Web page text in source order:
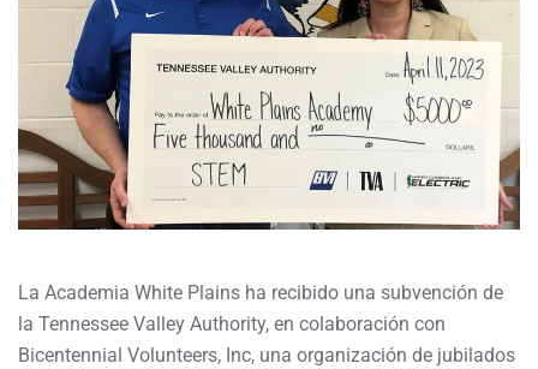
La Academia White Plains ha recibido una subvención de
la Tennessee Valley Authority, en colaboración con
Bicentennial Volunteers, Inc, una organización de jubilados